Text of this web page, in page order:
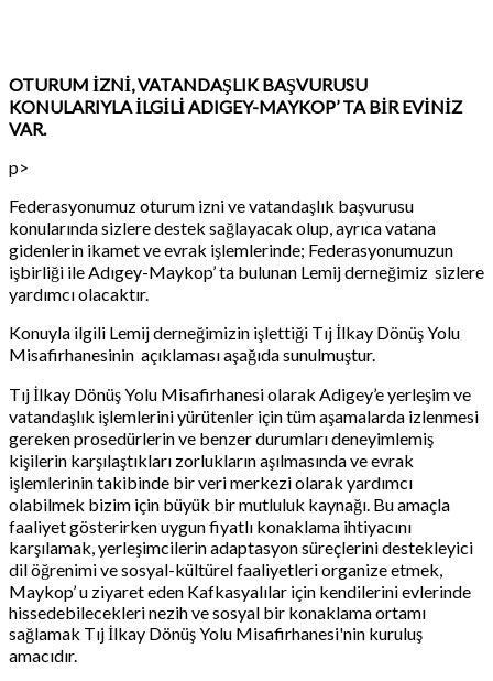
OTURUM İZNİ, VATANDAŞLIK BAŞVURUSU
KONULARIYLA İLGİLİ ADIGEY-MAYKOP’ TA BİR EVİNİZ
VAR.
p>
Federasyonumuz oturum izni ve vatandaşlık başvurusu
konularında sizlere destek sağlayacak olup, ayrıca vatana
gidenlerin ikamet ve evrak işlemlerinde; Federasyonumuzun
işbirliği ile Adıgey-Maykop’ ta bulunan Lemij derneğimiz sizlere
yardımcı olacaktır.
Konuyla ilgili Lemij derneğimizin işlettiği Tıj İlkay Dönüş Yolu
Misafirhanesinin açıklaması aşağıda sunulmuştur.
Tıj İlkay Dönüş Yolu Misafirhanesi olarak Adigey’e yerleşim ve
vatandaşlık işlemlerini yürütenler için tüm aşamalarda izlenmesi
gereken prosedürlerin ve benzer durumları deneyimlemiş
kişilerin karşılaştıkları zorlukların aşılmasında ve evrak
işlemlerinin takibinde bir veri merkezi olarak yardımcı
olabilmek bizim için büyük bir mutluluk kaynağı. Bu amaçla
faaliyet gösterirken uygun fiyatlı konaklama ihtiyacını
karşılamak, yerleşimcilerin adaptasyon süreçlerini destekleyici
dil öğrenimi ve sosyal-kültürel faaliyetleri organize etmek,
Maykop’ u ziyaret eden Kafkasyalılar için kendilerini evlerinde
hissedebilecekleri nezih ve sosyal bir konaklama ortamı
sağlamak Tıj İlkay Dönüş Yolu Misafirhanesi'nin kuruluş
amacıdır.